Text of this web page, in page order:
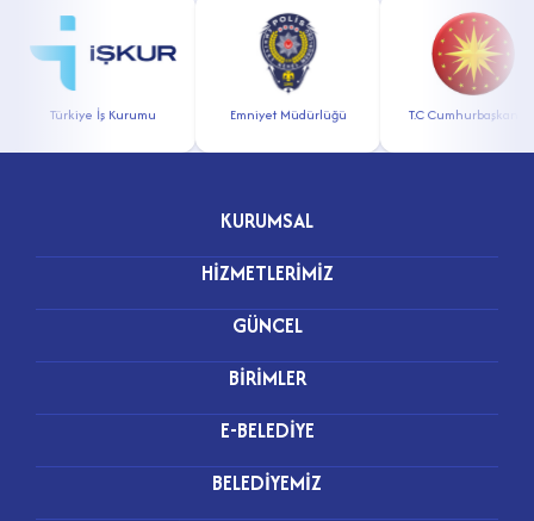
Türkiye İş Kurumu Emniyet Müdürlüğü T.C Cumhurbaşkanlığı
KURUMSAL
HİZMETLERİMİZ
GÜNCEL
BİRİMLER
E-BELEDİYE
BELEDİYEMİZ